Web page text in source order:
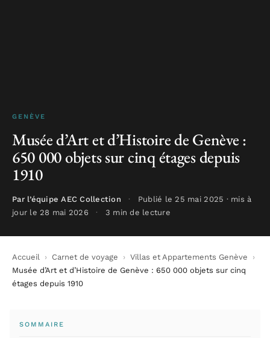
GENÈVE
Musée d’Art et d’Histoire de Genève :
650 000 objets sur cinq étages depuis
1910
Par l’équipe AEC Collection ·
Publié le 25 mai 2025 · mis à
jour le 28 mai 2026
· 3 min de lecture
Accueil › Carnet de voyage › Villas et Appartements Genève
›
Musée d’Art et d’Histoire de Genève : 650 000 objets sur cinq
étages depuis 1910
SOMMAIRE